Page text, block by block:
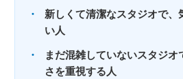
・
新しくて清潔なスタジオで、
い人
・
まだ混雑していないスタジ
さを重視する人